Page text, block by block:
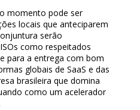
momento pode ser
locais que anteciparem
serão
como respeitados
para a entrega com bom
globais de SaaS e das
brasileira que domina
como um acelerador